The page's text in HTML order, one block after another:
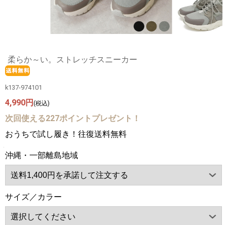
柔らか～い。ストレッチスニーカー
k137-974101
4,990円 (税込)
次回使える227ポイントプレゼント！
おうちで試し履き！往復送料無料
沖縄・一部離島地域
サイズ／カラー